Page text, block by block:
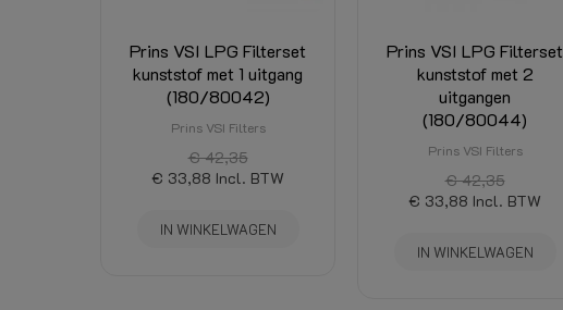
Staat Nieuw
Prins VSI LPG Filterset
kunststof met 1 uitgang
(180/80042)
Prins VSI Filters
€ 42,35
€ 33,88 Incl. BTW
IN WINKELWAGEN
Prins VSI LPG Filterset
kunststof met 2
uitgangen
(180/80044)
Prins VSI Filters
€ 42,35
€ 33,88 Incl. BTW
IN WINKELWAGEN